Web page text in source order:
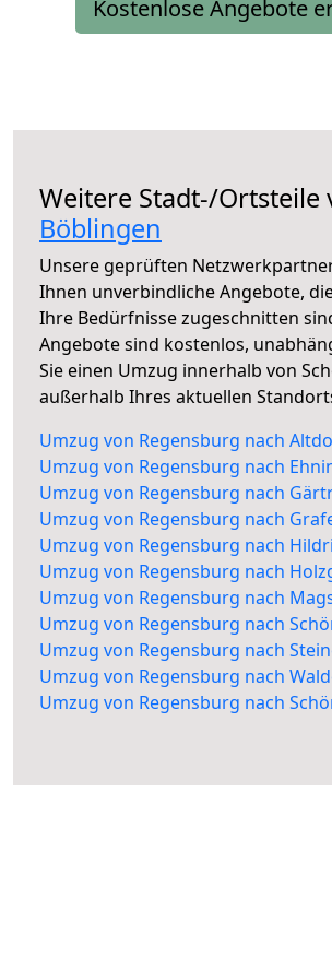
Kostenlose Angebote
Weitere Stadt-/Ortsteile
Böblingen
Unsere geprüften
Ihnen unverbindliche Angebote,
Ihre Bedürfnisse zugeschnitten
Angebote sind kostenlos,
Sie einen Umzug innerhalb von
außerhalb Ihres aktuellen
Umzug von Regensburg nach
Umzug von Regensburg nach
Umzug von Regensburg nach
Umzug von Regensburg nach
Umzug von Regensburg nach
Umzug von Regensburg nach
Umzug von Regensburg nach
Umzug von Regensburg nach
Umzug von Regensburg nach
Umzug von Regensburg nach
Umzug von Regensburg nach